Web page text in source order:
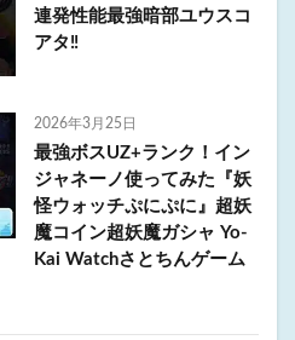
連発性能最強暗部ユウスコ
アタ‼️
2026年3月25日
最強ボスUZ+ランク！イン
ジャネーノ使ってみた『妖
怪ウォッチぷにぷに』超妖
魔コイン超妖魔ガシャ Yo-
Kai Watchさとちんゲーム